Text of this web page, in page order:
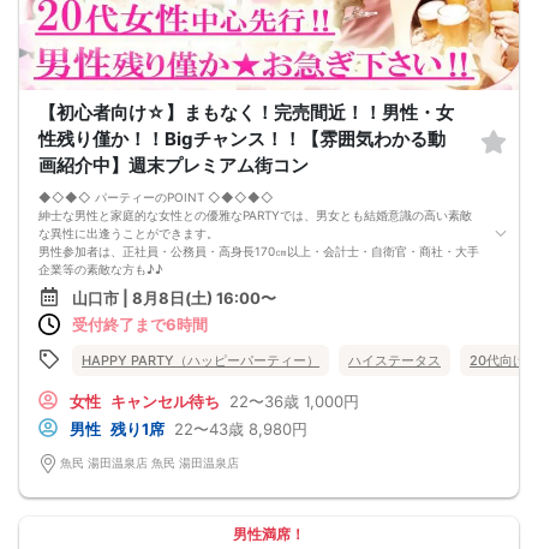
【初心者向け☆】まもなく！完売間近！！男性・女
性残り僅か！！Bigチャンス！！【雰囲気わかる動
画紹介中】週末プレミアム街コン
◆◇◆◇ パーティーのPOINT ◇◆◇◆◇
紳士な男性と家庭的な女性との優雅なPARTYでは、男女とも結婚意識の高い素敵
な異性に出逢うことができます。
男性参加者は、正社員・公務員・高身長170㎝以上・会計士・自衛官・商社・大手
企業等の素敵な方も♪♪
ゆったりとお話できる空間は、恋活・婚活にピッタリ♪♪ 飲食付きで男女の仲も
深まります♪
定期的に席替えをして全員の方と交流して頂き、連絡先の交換も自由です♪
【恋人のいる方・事実婚・同棲中・離婚調停中etc.の方はご遠慮下さい。】
□受付は開始10分前からとさせて頂きます。
□開催店舗様には『街コンで来ました』とお伝えください。受付まで案内させて
頂きます。
□中止判断タイミング
または13：00以降にキャンセルにより最少催行人数を下回った場合は、中止と
□最少催行人数が男性2名・女性2名以上からとなっております。
山口市 | 8月8日(土) 16:00〜
受付終了まで6時間
HAPPY PARTY（ハッピーパーティー） ハイステータス 20代向け
女性 キャンセル待ち 22〜36歳 1,000円
男性 残り1席 22〜43歳 8,980円
魚民 湯田温泉店 魚民 湯田温泉店
男性満席！